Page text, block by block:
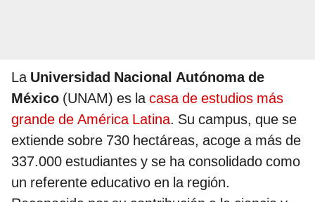
LaUniversidad Nacional Autónoma de
México (UNAM) es lacasa de estudios más
grande de América Latina. Su campus, que se
extiende sobre 730 hectáreas, acoge a más de
337.000 estudiantes y se ha consolidado como
un referente educativo en la región.